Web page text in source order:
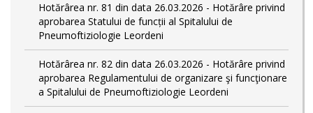
Hotărârea nr. 81 din data 26.03.2026 - Hotărâre privind
aprobarea Statului de funcții al Spitalului de
Pneumoftiziologie Leordeni
Hotărârea nr. 82 din data 26.03.2026 - Hotărâre privind
aprobarea Regulamentului de organizare şi funcţionare
a Spitalului de Pneumoftiziologie Leordeni